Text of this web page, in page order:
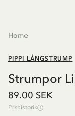
Home
PIPPI LÅNGSTRUMP
Strumpor
89.00 SEK
Prishistorik